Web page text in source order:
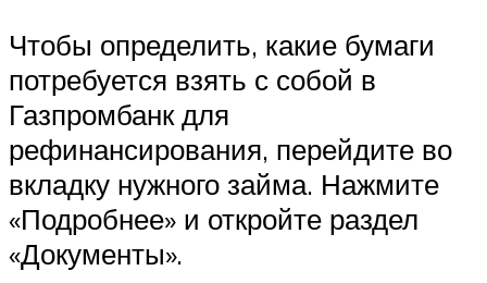
Чтобы определить, какие бумаги
потребуется взять с собой в
Газпромбанк для
рефинансирования, перейдите во
вкладку нужного займа. Нажмите
«Подробнее» и откройте раздел
«Документы».